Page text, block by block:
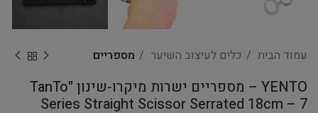
עמוד הבית כלים לעיצוב השיער מספריים
YENTO – מספריים ישרות מיקרו-שינון "TanTo
Series Straight Scissor Serrated 18cm – 7